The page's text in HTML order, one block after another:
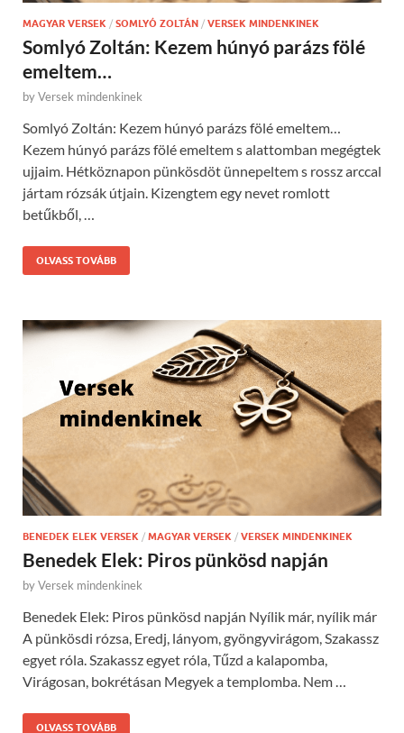
MAGYAR VERSEK / SOMLYÓ ZOLTÁN / VERSEK MINDENKINEK
Somlyó Zoltán: Kezem húnyó parázs fölé
emeltem…
byVersek mindenkinek
Somlyó Zoltán: Kezem húnyó parázs fölé emeltem…
Kezem húnyó parázs fölé emeltem s alattomban megégtek
ujjaim. Hétköznapon pünkösdöt ünnepeltem s rossz arccal
jártam rózsák útjain. Kizengtem egy nevet romlott
betűkből, …
OLVASS TOVÁBB
BENEDEK ELEK VERSEK / MAGYAR VERSEK / VERSEK MINDENKINEK
Benedek Elek: Piros pünkösd napján
byVersek mindenkinek
Benedek Elek: Piros pünkösd napján Nyílik már, nyílik már
A pünkösdi rózsa, Eredj, lányom, gyöngyvirágom, Szakassz
egyet róla. Szakassz egyet róla, Tűzd a kalapomba,
Virágosan, bokrétásan Megyek a templomba. Nem …
OLVASS TOVÁBB